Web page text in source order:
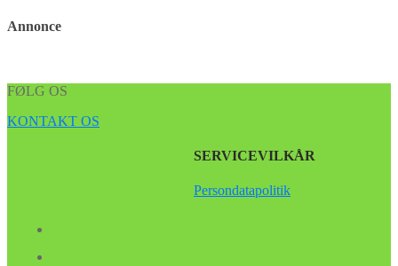
Annonce
FØLG OS
KONTAKT OS
SERVICEVILKÅR
Persondatapolitik